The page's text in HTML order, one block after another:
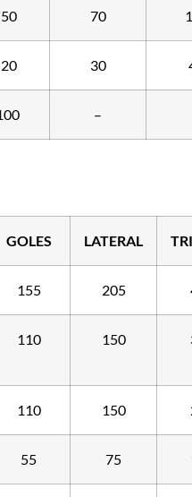
50 70
20 30
–
GOLES LATERAL
155 205
110 150
110 150
55 75